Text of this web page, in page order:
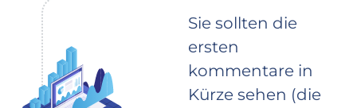
Sie sollten die
ersten
kommentare in
Kürze sehen (die